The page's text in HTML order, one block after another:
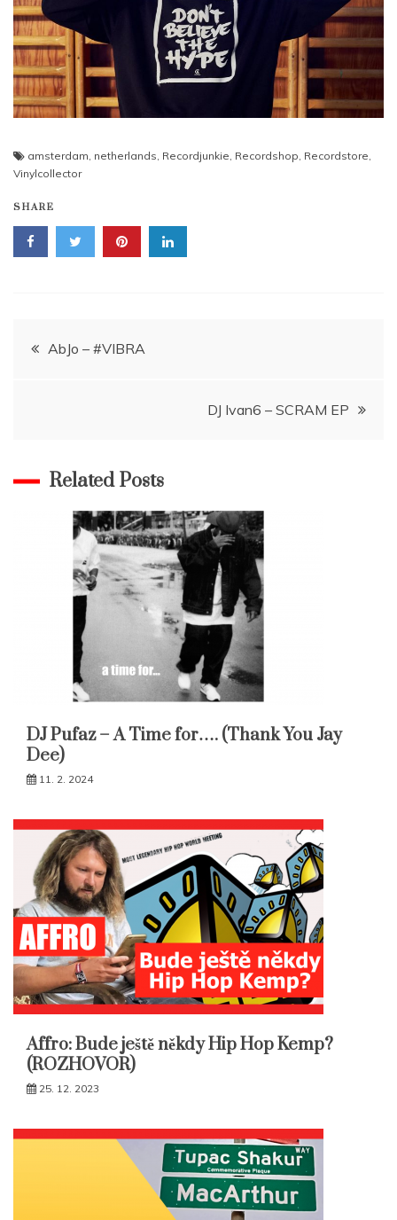
amsterdam netherlands Recordjunkie Recordshop Recordstore
Vinylcollector
SHARE
Navigace
AbJo – #VIBRA
DJ Ivan6 – SCRAM EP
Related Posts
DJ Pufaz – A Time for…. (Thank You Jay
Dee)
11. 2. 2024
Affro: Bude ještě někdy Hip Hop Kemp?
(ROZHOVOR)
25. 12. 2023